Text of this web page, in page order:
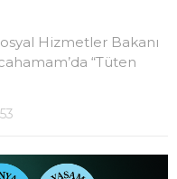
Hizmetler Bakanı
“Tüten